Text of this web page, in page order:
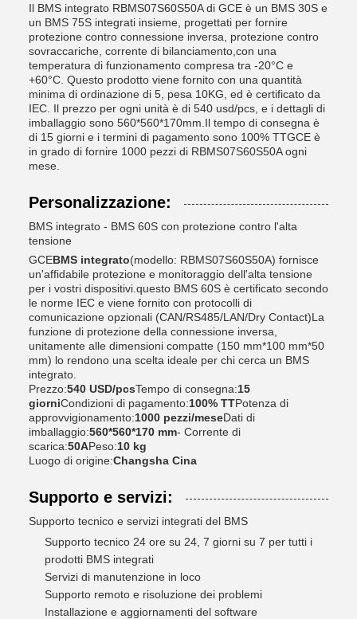
Il BMS integrato RBMS07S60S50A di GCE è un BMS 30S e
un BMS 75S integrati insieme, progettati per fornire
protezione contro connessione inversa, protezione contro
sovraccariche, corrente di bilanciamento,con una
temperatura di funzionamento compresa tra -20°C e
+60°C. Questo prodotto viene fornito con una quantità
minima di ordinazione di 5, pesa 10KG, ed è certificato da
IEC. Il prezzo per ogni unità è di 540 usd/pcs, e i dettagli di
imballaggio sono 560*560*170mm.Il tempo di consegna è
di 15 giorni e i termini di pagamento sono 100% TTGCE è
in grado di fornire 1000 pezzi di RBMS07S60S50A ogni
mese.
Personalizzazione:
BMS integrato - BMS 60S con protezione contro l'alta
tensione
GCEBMS integrato(modello: RBMS07S60S50A) fornisce
un'affidabile protezione e monitoraggio dell'alta tensione
per i vostri dispositivi.questo BMS 60S è certificato secondo
le norme IEC e viene fornito con protocolli di
comunicazione opzionali (CAN/RS485/LAN/Dry Contact)La
funzione di protezione della connessione inversa,
unitamente alle dimensioni compatte (150 mm*100 mm*50
mm) lo rendono una scelta ideale per chi cerca un BMS
integrato.
Prezzo:540 USD/pcsTempo di consegna:15
giorniCondizioni di pagamento:100% TTPotenza di
approvvigionamento:1000 pezzi/meseDati di
imballaggio:560*560*170 mm- Corrente di
scarica:50APeso:10 kg
Luogo di origine:Changsha Cina
Supporto e servizi:
Supporto tecnico e servizi integrati del BMS
Supporto tecnico 24 ore su 24, 7 giorni su 7 per tutti i
prodotti BMS integrati
Servizi di manutenzione in loco
Supporto remoto e risoluzione dei problemi
Installazione e aggiornamenti del software